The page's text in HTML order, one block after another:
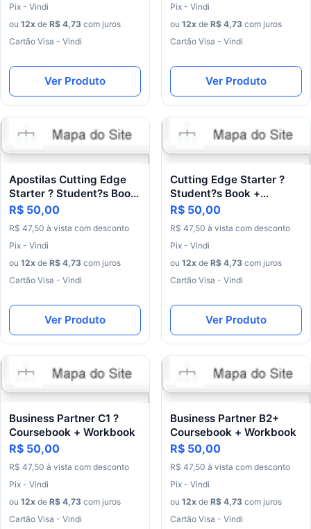
Pix - Vindi
ou 12x de R$ 4,73 com juros
Cartão Visa - Vindi
Ver Produto
Pix - Vindi
ou 12x de R$ 4,73 com juros
Cartão Visa - Vindi
Ver Produto
Apostilas Cutting Edge
Starter ? Student?s Book
+ Workbook
R$ 50,00
R$ 47 50 à vista com desconto
Pix - Vindi
ou 12x de R$ 4,73 com juros
Cartão Visa - Vindi
Ver Produto
Cutting Edge Starter ?
Student?s Book +
Workbook
R$ 50,00
R$ 47 50 à vista com desconto
Pix - Vindi
ou 12x de R$ 4,73 com juros
Cartão Visa - Vindi
Ver Produto
Business Partner C1 ?
Coursebook + Workbook
R$ 50,00
R$ 47 50 à vista com desconto
Pix - Vindi
ou 12x de R$ 4,73 com juros
Cartão Visa - Vindi
Business Partner B2+
Coursebook + Workbook
R$ 50,00
R$ 47 50 à vista com desconto
Pix - Vindi
ou 12x de R$ 4,73 com juros
Cartão Visa - Vindi